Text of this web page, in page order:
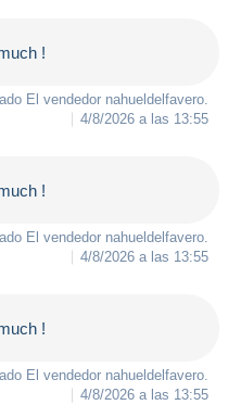
!
El vendedor nahueldelfavero.
4/8/2026 a las 13:55
!
El vendedor nahueldelfavero.
4/8/2026 a las 13:55
!
El vendedor nahueldelfavero.
4/8/2026 a las 13:55